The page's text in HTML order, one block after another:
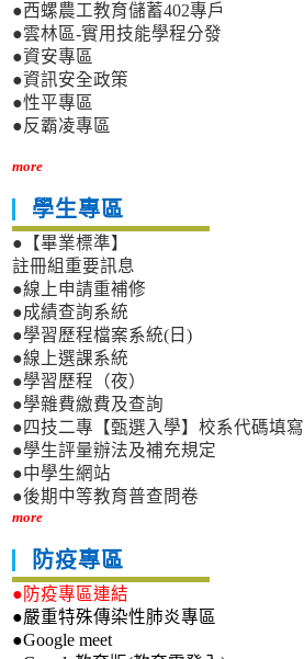
●西螺農工教育儲蓄402專戶
●雲林區-實用技能學程分發
●資安專區
●資訊安全政策
●性平專區
●反霸凌專區
more
學生專區
●【畢業標準】
註冊組重要訊息
●線上申請重補修
●成績查詢系統
●學習歷程檔案系統(日)
●線上選課系統
●學習歷程（夜）
●學雜費繳費及查詢
●四技二專【甄選入學】校系代碼填寫
●學生評量辦法及補充規定
●中學生網站
●後期中等教育普查問卷
more
防疫專區
●防疫專區連結
●嚴重特殊傳染性肺炎專區
●Google meet